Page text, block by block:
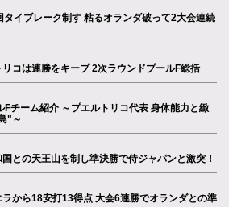
タイブレーク制す 粘るオランダ破って2大会連続
コは連勝をキープ 2次ラウンドプールF総括
チーム紹介 ～プエルトリコ代表 身体能力と緻
"～
との天王山を制し準決勝で侍ジャパンと激突！
から18安打13得点 大会6連勝でオランダとの準